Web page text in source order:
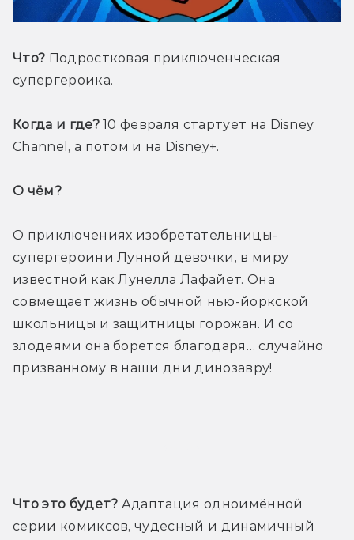
Что? Подростковая приключенческая
супергероика.
Когда и где? 10 февраля стартует на Disney
Channel, а потом и на Disney+.
О чём?
О приключениях изобретательницы-
супергероини Лунной девочки, в миру
известной как Лунелла Лафайет. Она
совмещает жизнь обычной нью-йоркской
школьницы и защитницы горожан. И со
злодеями она борется благодаря… случайно
призванному в наши дни динозавру!
Что это будет? Адаптация одноимённой
серии комиксов, чудесный и динамичный